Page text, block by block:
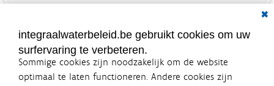
LOGIN VEREIST
integraalwaterbeleid.be gebruikt cookies om uw
surfervaring te verbeteren.
Sommige cookies zijn noodzakelijk om de website
optimaal te laten functioneren. Andere cookies zijn